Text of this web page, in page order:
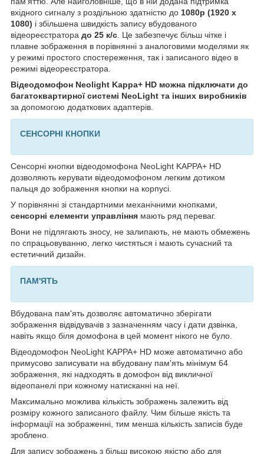
вхідного сигналу з роздільною здатністю до 1080p (1920 x
1080) і збільшена швидкість запису вбудованого
відеореєстратора до 25 к/с . Це забезпечує більш чітке і
плавне зображення в порівнянні з аналоговими моделями як
у режимі простого спостереження, так і записаного відео в
режимі відеореєстратора.
Відеодомофон Neolight Kappa+ HD можна підключати до
багатоквартирної системі NeoLight та інших виробників
за допомогою додаткових адаптерів.
СЕНСОРНІ КНОПКИ
Сенсорні кнопки відеодомофона NeoLight KAPPA+ HD
дозволяють керувати відеодомофоном легким дотиком
пальця до зображення кнопки на корпусі.
У порівнянні зі стандартними механічними кнопками,
сенсорні елементи управління мають ряд переваг.
Вони не підлягають зносу, не залипають, не мають обмежень
по спрацьовуванню, легко чистяться і мають сучасний та
естетичний дизайн.
ПАМ'ЯТЬ
Вбудована пам'ять дозволяє автоматично зберігати
зображення відвідувачів з зазначенням часу і дати дзвінка,
навіть якщо біля домофона в цей момент нікого не було.
Відеодомофон NeoLight KAPPA+ HD може автоматично або
примусово записувати на вбудовану пам'ять мінімум 64
зображення, які надходять в домофон від викличної
відеопанелі при кожному натисканні на неї.
Максимально можлива кількість зображень залежить від
розміру кожного записаного файлу. Чим більше якість та
інформації на зображенні, тим менша кількість записів буде
зроблено.
Для запису зображень з більш високою якістю або для